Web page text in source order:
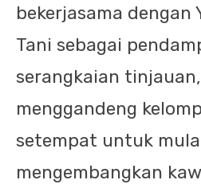
bekerjasama dengan
Tani sebagai
serangkaian
menggandeng
setempat untuk
mengembangkan